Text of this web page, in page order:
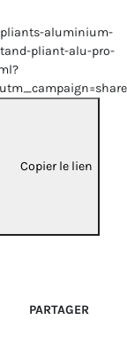
aluminium-
pliant-alu-pro-
Copier le lien
PARTAGER